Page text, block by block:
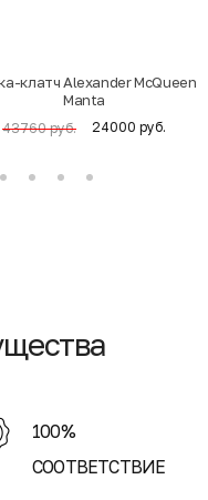
клатч Alexander McQueen
Manta
43760 руб. 24000 руб.
100%
СООТВЕТСТВИЕ